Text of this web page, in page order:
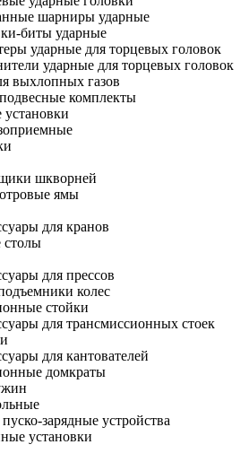
шарниры ударные
биты ударные
ударные для торцевых головок
ударные для торцевых головок
выхлопных газов
комплекты
шкворней
ямы
для кранов
для прессов
колес
стойки
для трансмиссионных стоек
для кантователей
домкраты
зарядные устройства
установки